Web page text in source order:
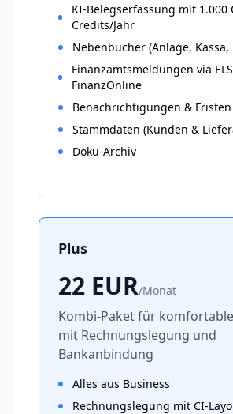
KI-Belegserfassung mit 1.000
Credits/Jahr
Nebenbücher (Anlage, Kassa,
Finanzamtsmeldungen via
FinanzOnline
Benachrichtigungen & Fristen
Stammdaten (Kunden &
Doku-Archiv
Plus
22 EUR/Monat
Kombi-Paket für
mit Rechnungslegung und
Bankanbindung
Alles aus Business
Rechnungslegung mit CI-